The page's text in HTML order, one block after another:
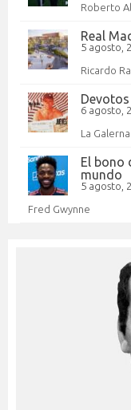
Roberto
Real
5 agosto,
Ricardo
6 agosto,
La Galerna
El bono
mundo
5 agosto,
Fred Gwynne